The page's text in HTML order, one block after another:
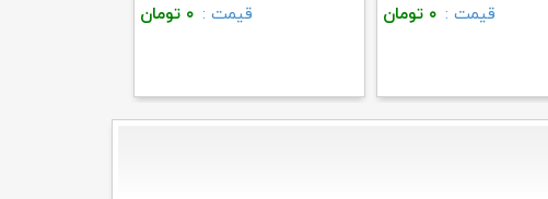
قیمت : ۰ تومان قیمت : ۰ تومان